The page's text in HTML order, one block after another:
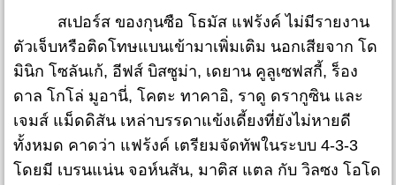
สเปอร์ส ของกุนซือ โธมัส แฟร้งค์ ไม่มีรายงาน
ตัวเจ็บหรือติดโทษแบนเข้ามาเพิ่มเติม นอกเสียจาก โด
มินิก โซลันเก้, อีฟส์ บิสซูม่า, เดยาน คูลูเซฟสกี้, ร็อง
ดาล โกโล่ มูอานี่, โคตะ ทาคาอิ, ราดู ดรากูซิน และ
เจมส์ แม็ดดิสัน เหล่าบรรดาแข้งเดี้ยงที่ยังไม่หายดี
ทั้งหมด คาดว่า แฟร้งค์ เตรียมจัดทัพในระบบ 4-3-3
โดยมี เบรนแน่น จอห์นสัน, มาติส แตล กับ วิลซง โอโด